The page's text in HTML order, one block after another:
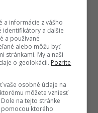
a informácie z vášho
identifikátory a ďalšie
a používané
alebo môžu byť
stránkami. My a naši
o geolokácii. Pozrite
osobné údaje na
môžete vzniesť
na tejto stránke
ktorého